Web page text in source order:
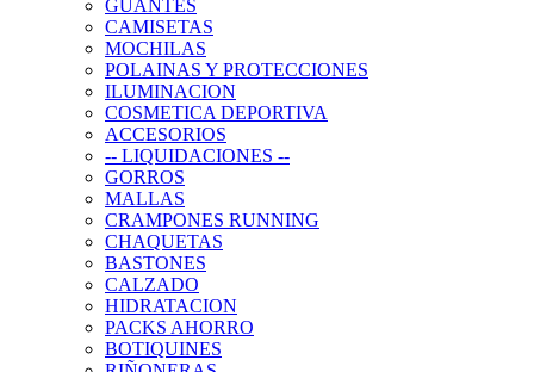
GUANTES
CAMISETAS
MOCHILAS
POLAINAS Y PROTECCIONES
ILUMINACION
COSMETICA DEPORTIVA
ACCESORIOS
-- LIQUIDACIONES --
GORROS
MALLAS
CRAMPONES RUNNING
CHAQUETAS
BASTONES
CALZADO
HIDRATACION
PACKS AHORRO
BOTIQUINES